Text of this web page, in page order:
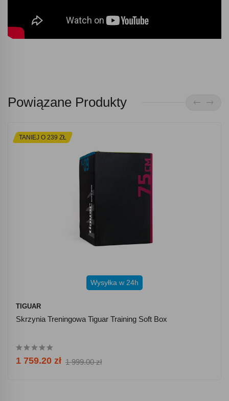
Powiązane Produkty
TANIEJ O 239 ZŁ
Wysyłka w 24h
TIGUAR
Skrzynia Treningowa Tiguar Training Soft Box
1 759.20 zł 1 999.00 zł